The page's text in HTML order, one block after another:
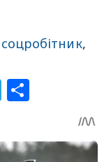
соцробітник,
Telegram